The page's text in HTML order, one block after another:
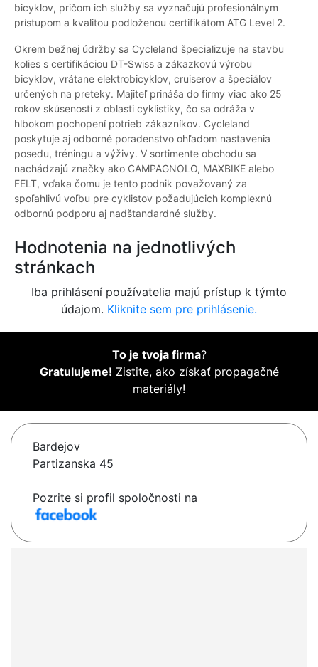
bicyklov, pričom ich služby sa vyznačujú profesionálnym
prístupom a kvalitou podloženou certifikátom ATG Level 2.
Okrem bežnej údržby sa Cycleland špecializuje na stavbu
kolies s certifikáciou DT-Swiss a zákazkovú výrobu
bicyklov, vrátane elektrobicyklov, cruiserov a špeciálov
určených na preteky. Majiteľ prináša do firmy viac ako 25
rokov skúseností z oblasti cyklistiky, čo sa odráža v
hlbokom pochopení potrieb zákazníkov. Cycleland
poskytuje aj odborné poradenstvo ohľadom nastavenia
posedu, tréningu a výživy. V sortimente obchodu sa
nachádzajú značky ako CAMPAGNOLO, MAXBIKE alebo
FELT, vďaka čomu je tento podnik považovaný za
spoľahlivú voľbu pre cyklistov požadujúcich komplexnú
odbornú podporu aj nadštandardné služby.
Hodnotenia na jednotlivých
stránkach
Iba prihlásení používatelia majú prístup k týmto
údajom. Kliknite sem pre prihlásenie.
To je tvoja firma?
Gratulujeme! Zistite, ako získať propagačné
materiály!
Bardejov
Partizanska 45
Pozrite si profil spoločnosti na